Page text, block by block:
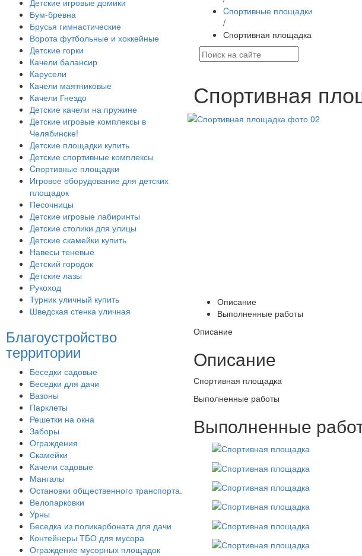
Бум-бревна
Брусья гимнастические
Ворота футбольные и хоккейные
Детские горки
Качели балансир
Карусели
Качели маятниковые
Качели Гнездо
Детские качели на пружине
Детские игровые комплексы в
Челябинске!
Детские площадки купить
Детские спортивные комплексы
Cпортивные площадки
Игровое оборудование для детских
площадок
Песочницы
Детские игровые лабиринты
Детские столики для улицы
Детские скамейки купить
Навесы теневые
Детский городок
Детские лазы
Рукоход
Турник уличный купить
Шведская стенка уличная
Благоустройство
территории
Беседки садовые
Беседки для дачи
Вазоны
Парклеты
Решетки на окна
Заборы
Ограждения
Скамейки
Качели садовые
Мангалы
Остановки общественного транспорта.
Велопарковки
Урны
Беседка из поликарбоната для дачи
Контейнеры ТБО для мусора
Ограждение мусорных площадок
Cпортивные площадки
/
Спортивная площадка
Спортивная
Описание
Выполненные работы
Описание
Описание
Спортивная площадка
Выполненные работы
Выполненные